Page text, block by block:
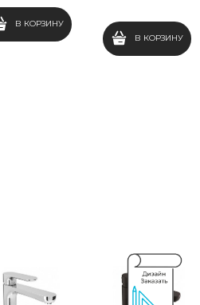
В КОРЗИНУ
В КОРЗИНУ